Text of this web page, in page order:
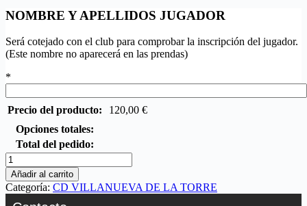
NOMBRE Y APELLIDOS JUGADOR
Será cotejado con el club para comprobar la inscripción del jugador.
(Este nombre no aparecerá en las prendas)
*
Precio del producto: 120,00 €
Opciones totales:
Total del pedido:
Añadir al carrito
Categoría: CD VILLANUEVA DE LA TORRE